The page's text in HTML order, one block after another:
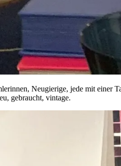
Neugierige, jede mit einer
gebraucht, vintage.